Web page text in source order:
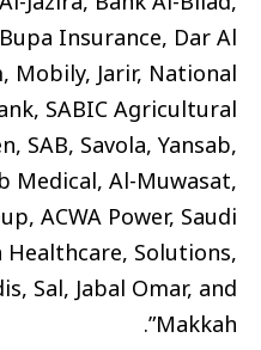
Insurance, Dar Al
Mobily, Jarir, National
SABIC Agricultural
SAB, Savola, Yansab,
Medical, Al-Muwasat,
ACWA Power, Saudi
Solutions,
Sal, Jabal Omar, and
Makkah”.